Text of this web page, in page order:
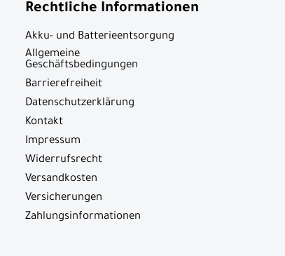
Rechtliche Informationen
Akku- und Batterieentsorgung
Allgemeine
Geschäftsbedingungen
Barrierefreiheit
Datenschutzerklärung
Kontakt
Impressum
Widerrufsrecht
Versandkosten
Versicherungen
Zahlungsinformationen